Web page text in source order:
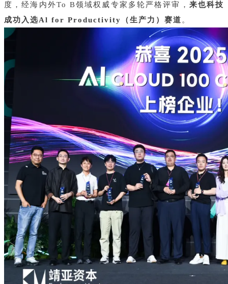
度，经海内外To B领域权威专家多轮严格评审， 来也科技
成功入选Al for Productivity（生产力）赛道。